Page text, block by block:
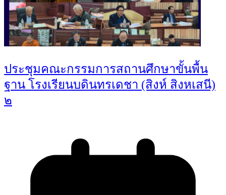
ประชุมคณะกรรมการสถานศึกษาขั้นพื้น
ฐาน โรงเรียนบดินทรเดชา (สิงห์ สิงหเสนี)
๒